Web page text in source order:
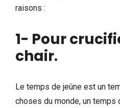
raisons :
1- Pour
chair.
Le temps de jeûne est un
choses du monde, un temps